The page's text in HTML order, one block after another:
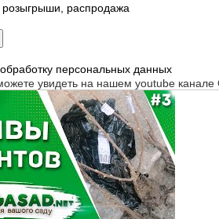
розыгрыши, распродажа
персональных данных
увидеть на нашем youtube канале